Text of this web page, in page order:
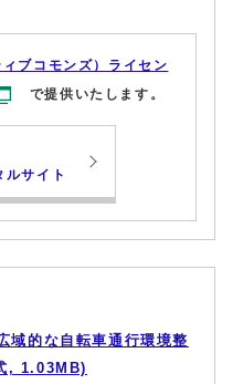
ブコモンズ）ライセン
で提供いたします。
ルサイト
域的な自転車通行環境整
, 1.03MB)